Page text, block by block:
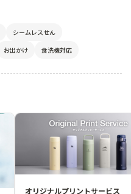
シームレスせん
お出かけ 食洗機対応
オリジナルプリントサービス